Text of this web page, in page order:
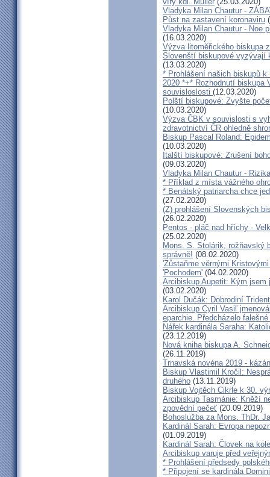
Vladyka Milan Chautur -
Půst na zastavení koronaviru
Vladyka Milan Chautur - Noe
(16.03.2020)
Výzva litoměřického biskupa
Slovenští biskupové vyzývají
(13.03.2020)
* Prohlášení našich biskupů
2020 *+* Rozhodnutí biskupa
souvisloslosti (12.03.2020)
Polští biskupové: Zvyšte
(10.03.2020)
Výzva ČBK v souvislosti s
zdravotnictví ČR ohledně
Biskup Pascal Roland:
(10.03.2020)
Italští biskupové: Zrušení
(09.03.2020)
Vladyka Milan Chautur -
* Příklad z místa vážného
* Benátský patriarcha chce
(27.02.2020)
(Z) prohlášení Slovenských
(26.02.2020)
Pentos - pláč nad hříchy -
(25.02.2020)
Mons. S. Stolárik, rožňavský
správně! (08.02.2020)
'Zůstaňme věrnými
'Pochodem' (04.02.2020)
Arcibiskup Aupetit: Kým jsem
(03.02.2020)
Karol Dučák: Dobrodiní
Arcibiskup Cyril Vasiľ
eparchie. Předcházelo
Nářek kardinála Saraha:
(23.12.2019)
Nová kniha biskupa A.
(26.11.2019)
Trnavská novéna 2019 -
Biskup Vlastimil Kročil:
druhého (13.11.2019)
Biskup Vojtěch Cikrle k 30.
Arcibiskup Tasmánie: Kněží
zpovědní pečeť (20.09.2019)
Bohoslužba za Mons. ThDr.
Kardinál Sarah: Evropa
(01.09.2019)
Kardinál Sarah: Človek na
Arcibiskup varuje před
* Prohlášení předsedy
* Připojení se kardinála